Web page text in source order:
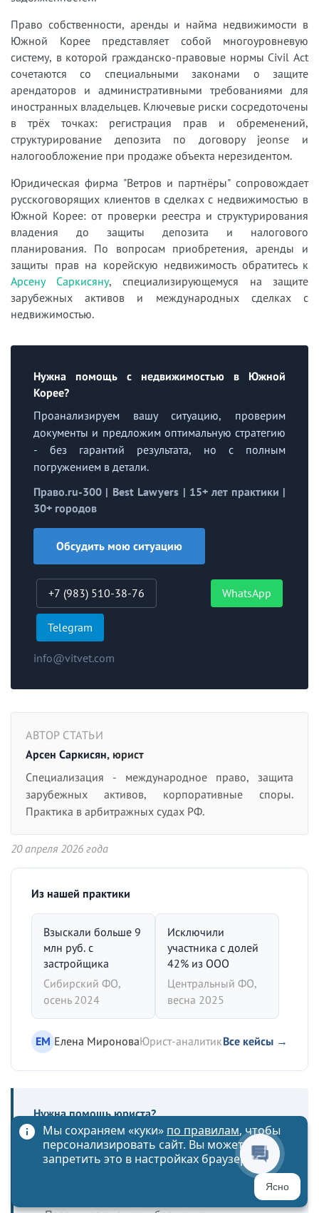
Право собственности, аренды и найма недвижимости в
Южной Корее представляет собой многоуровневую
систему, в которой гражданско-правовые нормы Civil Act
сочетаются со специальными законами о защите
арендаторов и административными требованиями для
иностранных владельцев. Ключевые риски сосредоточены
в трёх точках: регистрация прав и обременений,
структурирование депозита по договору jeonse и
налогообложение при продаже объекта нерезидентом.
Юридическая фирма "Ветров и партнёры" сопровождает
русскоговорящих клиентов в сделках с недвижимостью в
Южной Корее: от проверки реестра и структурирования
владения до защиты депозита и налогового
планирования. По вопросам приобретения, аренды и
защиты прав на корейскую недвижимость обратитесь к
Арсену Саркисяну, специализирующемуся на защите
зарубежных активов и международных сделках с
недвижимостью.
Нужна помощь с недвижимостью в Южной
Корее?
Проанализируем вашу ситуацию, проверим
документы и предложим оптимальную стратегию
- без гарантий результата, но с полным
погружением в детали.
Право.ru-300 | Best Lawyers | 15+ лет практики |
30+ городов
Обсудить мою ситуацию
+7 (983) 510-38-76 WhatsApp
Telegram
info@vitvet.com
АВТОР СТАТЬИ
Арсен Саркисян, юрист
Специализация - международное право, защита
зарубежных активов, корпоративные споры.
Практика в арбитражных судах РФ.
20 апреля 2026 года
Из нашей практики
Взыскали больше 9
млн руб. с
застройщика
Сибирский ФО,
осень 2024
Исключили
участника с долей
42% из ООО
Центральный ФО,
весна 2025
ЕМ Елена МироноваЮрист-аналитикВсе кейсы →
Нужна помощь юриста?
Юридическая фирма с опытом 15+ лет. Первичная
оценка ситуации — бесплатно.
Мы сохраняем «куки» по правилам, чтобы
персонализировать сайт. Вы можете
запретить это в настройках браузера
Ясно